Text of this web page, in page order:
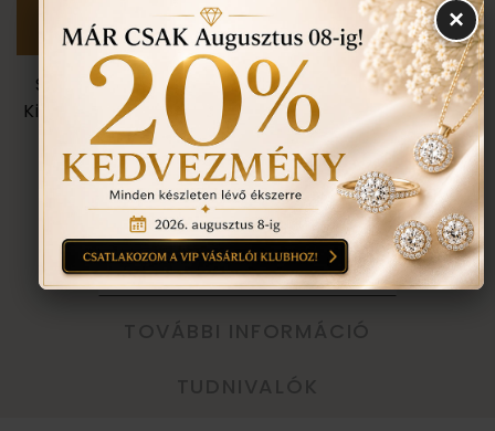
Személyes megtekintés a Budapest VII. kerület,
Király u. 1/b címen található üzletünkben történik.
VISSZA A TERMÉKEKHEZ
EGYEZTETÉS
TOVÁBBI INFORMÁCIÓ
×